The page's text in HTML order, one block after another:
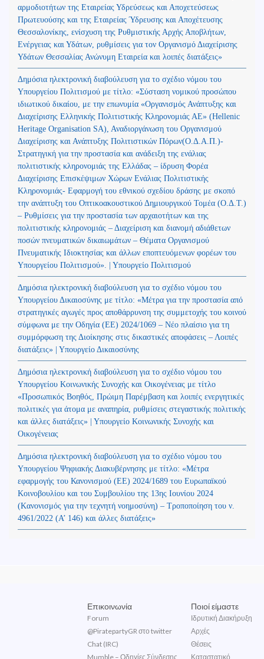
αρμοδιοτήτων της Εταιρείας Υδρεύσεως και Αποχετεύσεως
Πρωτευούσης και της Εταιρείας Ύδρευσης και Αποχέτευσης
Θεσσαλονίκης, ενίσχυση της Ρυθμιστικής Αρχής Αποβλήτων,
Ενέργειας και Υδάτων, ρυθμίσεις για τον Οργανισμό Διαχείρισης
Υδάτων Θεσσαλίας Ανώνυμη Εταιρεία και λοιπές διατάξεις»
Δημόσια ηλεκτρονική διαβούλευση για το σχέδιο νόμου του
Υπουργείου Πολιτισμού με τίτλο: «Σύσταση νομικού προσώπου
ιδιωτικού δικαίου, με την επωνυμία «Οργανισμός Ανάπτυξης και
Διαχείρισης Ελληνικής Πολιτιστικής Κληρονομιάς ΑΕ» (Hellenic
Heritage Organisation SA), Αναδιοργάνωση του Οργανισμού
Διαχείρισης και Ανάπτυξης Πολιτιστικών Πόρων(Ο.Δ.Α.Π.)-
Στρατηγική για την προστασία και ανάδειξη της ενάλιας
πολιτιστικής κληρονομιάς της Ελλάδας – ίδρυση Φορέα
Διαχείρισης Επισκέψιμων Χώρων Ενάλιας Πολιτιστικής
Κληρονομιάς- Εφαρμογή του εθνικού σχεδίου δράσης με σκοπό
την ανάπτυξη του Οπτικοακουστικού Δημιουργικού Τομέα (Ο.Δ.Τ.)
– Ρυθμίσεις για την προστασία των αρχαιοτήτων και της
πολιτιστικής κληρονομιάς – Διαχείριση και διανομή αδιάθετων
ποσών πνευματικών δικαιωμάτων – Θέματα Οργανισμού
Πνευματικής Ιδιοκτησίας και άλλων εποπτευόμενων φορέων του
Υπουργείου Πολιτισμού». | Υπουργείο Πολιτισμού
Δημόσια ηλεκτρονική διαβούλευση για το σχέδιο νόμου του
Υπουργείου Δικαιοσύνης με τίτλο: «Μέτρα για την προστασία από
στρατηγικές αγωγές προς αποθάρρυνση της συμμετοχής του κοινού
σύμφωνα με την Οδηγία (ΕΕ) 2024/1069 – Νέο πλαίσιο για τη
συμμόρφωση της Διοίκησης στις δικαστικές αποφάσεις – Λοιπές
διατάξεις» | Υπουργείο Δικαιοσύνης
Δημόσια ηλεκτρονική διαβούλευση για το σχέδιο νόμου του
Υπουργείου Κοινωνικής Συνοχής και Οικογένειας με τίτλο
«Προσωπικός Βοηθός, Πρώιμη Παρέμβαση και λοιπές ενεργητικές
πολιτικές για άτομα με αναπηρία, ρυθμίσεις στεγαστικής πολιτικής
και άλλες διατάξεις» | Υπουργείο Κοινωνικής Συνοχής και
Οικογένειας
Δημόσια ηλεκτρονική διαβούλευση για το σχέδιο νόμου του
Υπουργείου Ψηφιακής Διακυβέρνησης με τίτλο: «Μέτρα
εφαρμογής του Κανονισμού (ΕΕ) 2024/1689 του Ευρωπαϊκού
Κοινοβουλίου και του Συμβουλίου της 13ης Ιουνίου 2024
(Kανονισμός για την τεχνητή νοημοσύνη) – Τροποποίηση του ν.
4961/2022 (Α’ 146) και άλλες διατάξεις»
Επικοινωνία
Forum
@PiratepartyGR στο twitter
Chat (IRC)
Mumble – Οδηγίες Σύνδεσης
Ποιοί είμαστε
Ιδρυτική Διακήρυξη
Αρχές
Θέσεις
Καταστατικό